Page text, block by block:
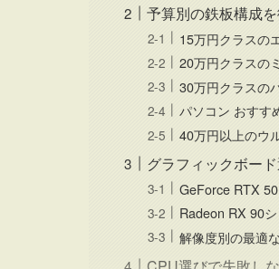
予算別の鉄板構成
15万円クラスの
20万円クラスの
30万円クラスの
パソコン おすす
40万円以上のウ
グラフィックボー
GeForce RTX
Radeon RX 90
解像度別の最適